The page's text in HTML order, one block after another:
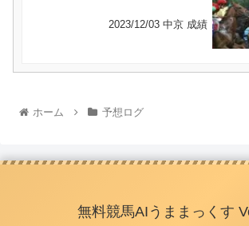
2023/12/03 中京 成績
ホーム 予想ログ
無料競馬AIうままっくす